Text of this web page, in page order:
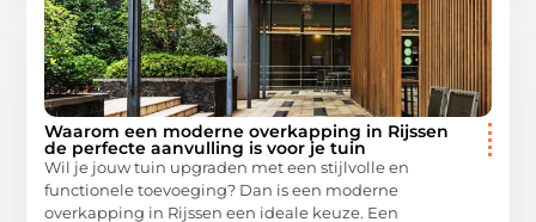
Waarom een moderne overkapping in Rijssen
de perfecte aanvulling is voor je tuin
Wil je jouw tuin upgraden met een stijlvolle en
functionele toevoeging? Dan is een moderne
overkapping in Rijssen een ideale keuze. Een